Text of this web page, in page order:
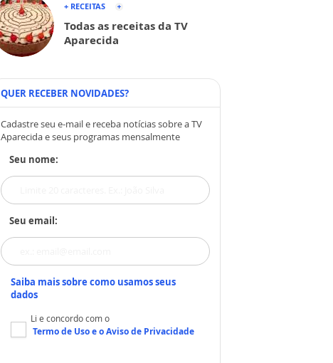
+ RECEITAS
Todas as receitas da TV
Aparecida
QUER RECEBER NOVIDADES?
Cadastre seu e-mail e receba notícias sobre a TV
Aparecida e seus programas mensalmente
Seu nome:
Seu email:
Saiba mais sobre como usamos seus
dados
Li e concordo com o
Termo de Usoe oAviso de Privacidade